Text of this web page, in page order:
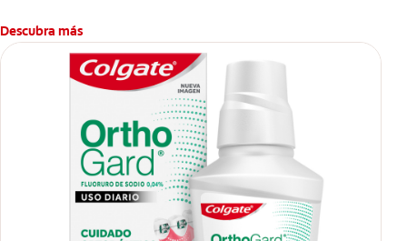
Descubra más